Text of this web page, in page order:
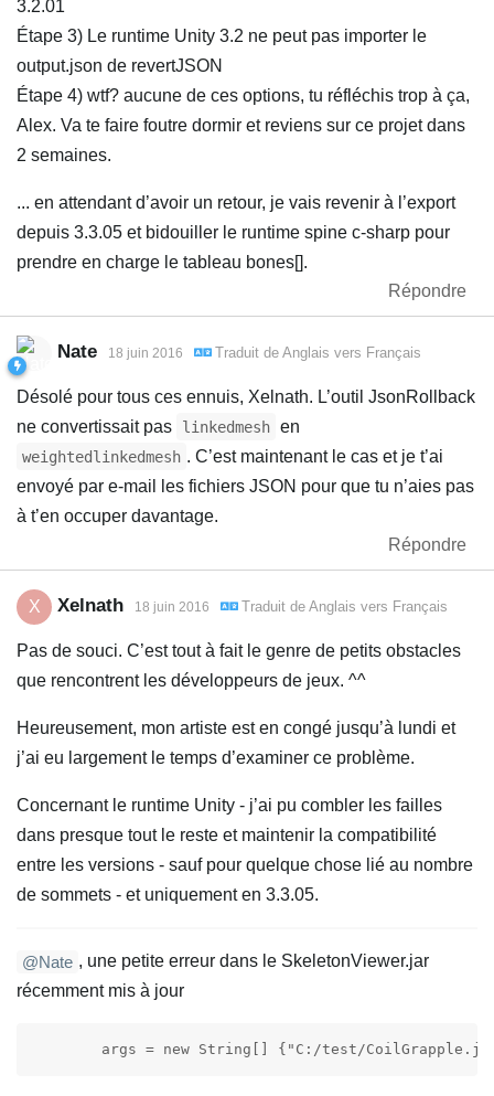
3.2.01
Étape 3) Le runtime Unity 3.2 ne peut pas importer le
output.json de revertJSON
Étape 4) wtf? aucune de ces options, tu réfléchis trop à ça,
Alex. Va te faire foutre dormir et reviens sur ce projet dans
2 semaines.
... en attendant d’avoir un retour, je vais revenir à l’export
depuis 3.3.05 et bidouiller le runtime spine c-sharp pour
prendre en charge le tableau bones[].
Répondre
Nate 18 juin 2016 Traduit de Anglais vers Français
Désolé pour tous ces ennuis, Xelnath. L’outil JsonRollback
ne convertissait pas
linkedmesh en
weightedlinkedmesh . C’est maintenant le cas et je t’ai
envoyé par e-mail les fichiers JSON pour que tu n’aies pas
à t’en occuper davantage.
Répondre
X Xelnath 18 juin 2016 Traduit de Anglais vers Français
Pas de souci. C’est tout à fait le genre de petits obstacles
que rencontrent les développeurs de jeux. ^^
Heureusement, mon artiste est en congé jusqu’à lundi et
j’ai eu largement le temps d’examiner ce problème.
Concernant le runtime Unity - j’ai pu combler les failles
dans presque tout le reste et maintenir la compatibilité
entre les versions - sauf pour quelque chose lié au nombre
de sommets - et uniquement en 3.3.05.
@Nate , une petite erreur dans le SkeletonViewer.jar
récemment mis à jour
args = new String[] {"C:/test/